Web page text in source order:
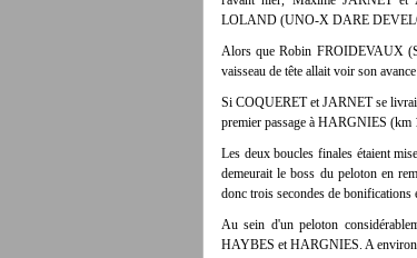
LOLAND (UNO-X DARE
Alors que Robin FROIDEVAUX
vaisseau de tête allait voir son
Si COQUERET et JARNET se
premier passage à HARGNIES (km
Les deux boucles finales étaient
demeurait le boss du peloton en
donc trois secondes de bonifications
Au sein d'un peloton
HAYBES et HARGNIES. A